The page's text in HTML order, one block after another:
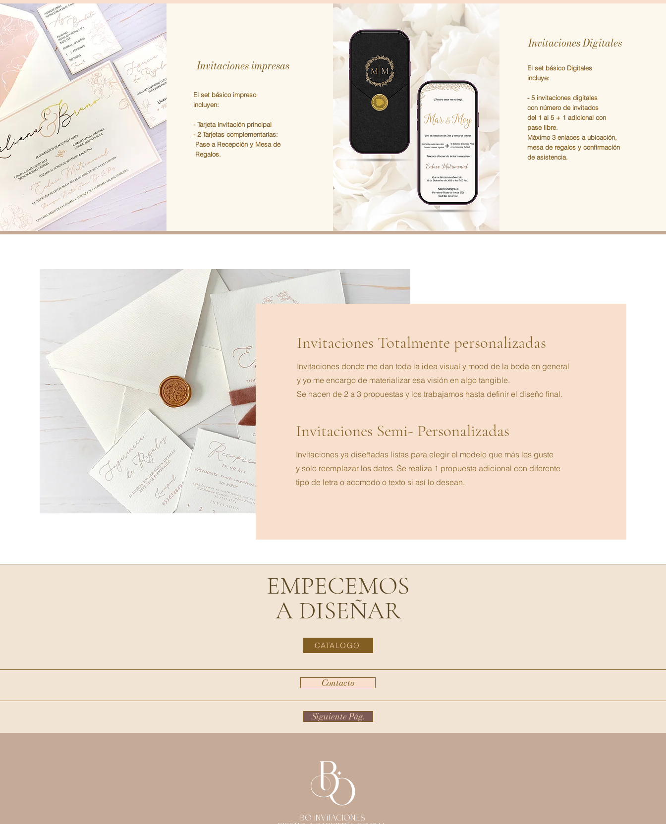
Invitaciones impresas
El set básico impreso
incluyen:
- Tarjeta invitación principal
- 2 Tarjetas complementarias:
Pase a Recepción y Mesa de
Regalos.
Invitaciones Digitales
El set básico Digitales
incluye:
- 5 invitaciones digitales
con número de invitados
del 1 al 5 + 1 adicional con
pase libre.
​Máximo 3 enlaces a ubicación,
mesa de regalos y confirmación
de asistencia.
Invitaciones Totalmente personalizadas
Invitaciones donde me dan toda la idea visual y mood de la boda en general
y yo me encargo de materializar esa visión en algo tangible.
Se hacen de 2 a 3 propuestas y los trabajamos hasta definir el diseño final.
Invitaciones Semi- Personalizadas
Invitaciones ya diseñadas listas para elegir el modelo que más les guste
y solo reemplazar los datos. Se realiza 1 propuesta adicional con diferente
tipo de letra o acomodo o texto si así lo desean.
EMPECEMOS
A DISEÑAR
CATALOGO
Contacto
Siguiente Pág.
BO Invitaciones